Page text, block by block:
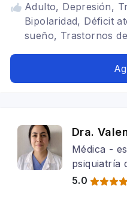
Adulto, Depresión,
Bipolaridad, Déficit
sueño, Trastornos
Dra.
Médica -
psiquiatría
5.0